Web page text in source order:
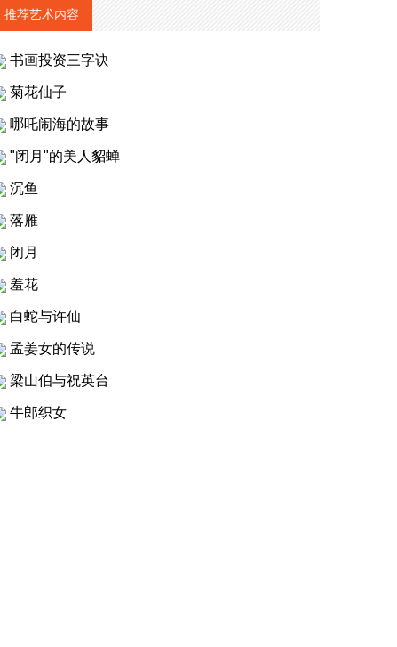
推荐艺术内容
书画投资三字诀
菊花仙子
哪吒闹海的故事
"闭月"的美人貂蝉
沉鱼
落雁
闭月
羞花
白蛇与许仙
孟姜女的传说
梁山伯与祝英台
牛郎织女